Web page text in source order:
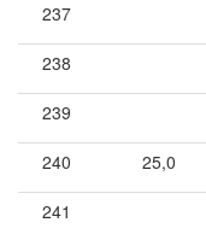
237
238
239
240 25,0
241